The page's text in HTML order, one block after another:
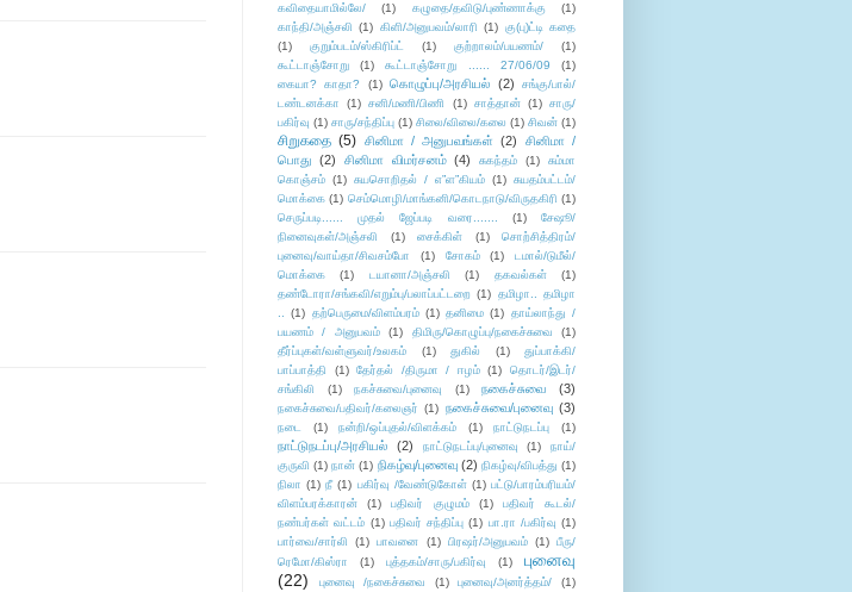
கவிதையாமில்லே/
(1) கழுதை/தவிடு/புண்ணாக்கு
(1)
காந்தி/அஞ்சலி (1) கிளி/அனுபவம்/லாரி (1) கு(பு)ட்டி கதை
(1)
குறும்படம்/ஸ்கிரிப்ட் (1) குற்றாலம்/பயணம்/
(1)
கூட்டாஞ்சோறு
(1) கூட்டாஞ்சோறு ...... 27/06/09
(1)
கையா? காதா?
(1) கொழுப்பு/அரசியல் (2)
சங்கு/பால்/
டண்டனக்கா
(1) சனி/மணி/பிணி (1) சாத்தான் (1) சாரு/
பகிர்வு (1) சாரு/சந்திப்பு (1) சிலை/விலை/கலை (1) சிவன் (1)
சிறுகதை (5) சினிமா / அனுபவங்கள் (2)
சினிமா /
பொது (2) சினிமா விமர்சனம் (4) சுகந்தம் (1)
சும்மா
கொஞ்சம் (1) சுயசொறிதல் / எ”ள”கியம் (1) சுயதம்பட்டம்/
மொக்கை (1) செம்மொழி/மாங்கனி/கொடநாடு/விருதகிரி (1)
செருப்படி...... முதல் ஜேப்படி வரை.......
(1)
சேஷூ/
நினைவுகள்/அஞ்சலி
(1) சைக்கிள் (1)
சொற்சித்திரம்/
புனைவு/வாய்தா/சிவசம்போ
(1) சோகம் (1)
டமால்/டுமீல்/
மொக்கை
(1) டயானா/அஞ்சலி (1) தகவல்கள்
(1)
தண்டோரா/சங்கவி/எறும்பு/பலாப்பட்டறை (1) தமிழா.. தமிழா
.. (1) தற்பெருமை/விளம்பரம் (1) தனிமை (1) தாய்லாந்து /
பயணம் / அனுபவம்
(1) திமிரு/கொழுப்பு/நகைச்சுவை
(1)
தீர்ப்புகள்/வள்ளுவர்/உலகம்
(1) துகில் (1)
துப்பாக்கி/
பாப்பாத்தி
(1) தேர்தல் /திருமா / ஈழம் (1)
தொடர்/இடர்/
சங்கிலி
(1) நகச்சுவை/புனைவு (1) நகைச்சுவை (3)
நகைச்சுவை/பதிவர்/கலைஞர் (1) நகைச்சுவை/புனைவு (3)
நடை (1) நன்றி/ஒப்புதல்/விளக்கம் (1) நாட்டுநடப்பு (1)
நாட்டுநடப்பு/அரசியல் (2) நாட்டுநடப்பு/புனைவு (1)
நாய்/
குருவி (1) நான் (1) நிகழ்வு/புனைவு (2) நிகழ்வு/விபத்து (1)
நிலா (1) நீ (1) பகிர்வு /வேண்டுகோள் (1) பட்டு/பாரம்பரியம்/
விளம்பரக்காரன்
(1) பதிவர் குழுமம் (1)
பதிவர் கூடல்/
நண்பர்கள் வட்டம் (1) பதிவர் சந்திப்பு (1) பா.ரா /பகிர்வு (1)
பார்வை/சார்லி
(1) பாவனை (1) பிரஷர்/அனுபவம் (1) பீரு/
ரெமோ/கிஸ்ரா
(1) புத்தகம்/சாரு/பகிர்வு (1)
புனைவு
(22)
புனைவு /நகைச்சுவை (1) புனைவு/அனர்த்தம்/
(1)